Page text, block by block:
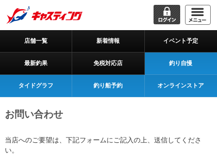
店舗一覧 新着情報 イベント予定
最新釣果 免税対応店 釣り自慢
タイドグラフ 釣り船予約 オンラインストア
お問い合わせ
当店へのご要望は、下記フォームにご記入の上、送信してくださ
い。